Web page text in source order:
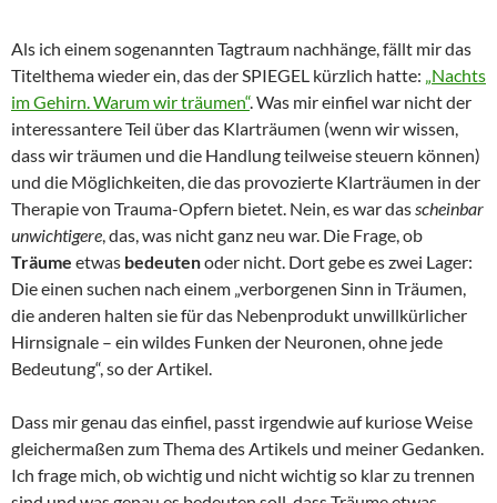
Als ich einem sogenannten Tagtraum nachhänge, fällt mir das
Titelthema wieder ein, das der SPIEGEL kürzlich hatte: „Nachts
im Gehirn. Warum wir träumen“. Was mir einfiel war nicht der
interessantere Teil über das Klarträumen (wenn wir wissen,
dass wir träumen und die Handlung teilweise steuern können)
und die Möglichkeiten, die das provozierte Klarträumen in der
Therapie von Trauma-Opfern bietet. Nein, es war dasscheinbar
unwichtigere, das, was nicht ganz neu war. Die Frage, ob
Träume etwas bedeutenoder nicht. Dort gebe es zwei Lager:
Die einen suchen nach einem „verborgenen Sinn in Träumen,
die anderen halten sie für das Nebenprodukt unwillkürlicher
Hirnsignale – ein wildes Funken der Neuronen, ohne jede
Bedeutung“, so der Artikel.
Dass mir genau das einfiel, passt irgendwie auf kuriose Weise
gleichermaßen zum Thema des Artikels und meiner Gedanken.
Ich frage mich, ob wichtig und nicht wichtig so klar zu trennen